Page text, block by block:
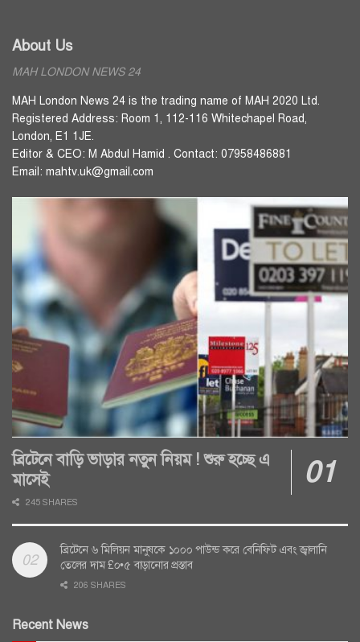
About Us
MAH LONDON NEWS 24
MAH London News 24 is the trading name of MAH 2020 Ltd.
Registered Address: Room 1, 112-116 Whitechapel Road,
London, E1 1JE.
Editor & CEO: M Abdul Hamid . Contact: 07958486881
Email: mahtv.uk@gmail.com
ব্রিটেনে বাড়ি ভাড়ার নতুন নিয়ম ! শুরু হচ্ছে এ
মাসেই
245 SHARES
ব্রিটেনে ৬ মিলিয়ন মানুষকে ১০০০ পাউন্ড করে বেনিফিট এবং জ্বালানি
তেলের দাম £০•৫ বাড়ানোর প্রস্তাব
206 SHARES
Recent News